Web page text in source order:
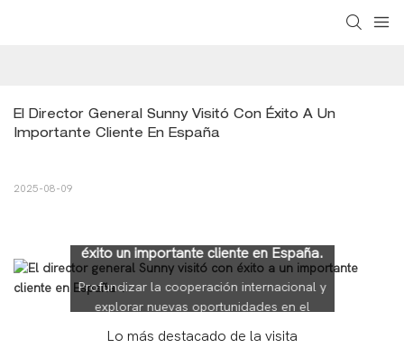
El Director General Sunny Visitó Con Éxito A Un
Importante Cliente En España
2025-08-09
éxito un importante cliente en España.
Profundizar la cooperación internacional y
explorar nuevas oportunidades en el
Lo más destacado de la visita